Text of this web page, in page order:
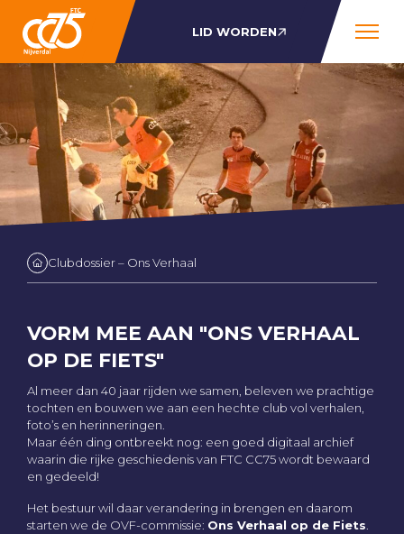
LID WORDEN
Clubdossier – Ons Verhaal
VORM MEE AAN "ONS VERHAAL
OP DE FIETS"
Al meer dan 40 jaar rijden we samen, beleven we prachtige
tochten en bouwen we aan een hechte club vol verhalen,
foto’s en herinneringen.
Maar één ding ontbreekt nog: een goed digitaal archief
waarin die rijke geschiedenis van FTC CC75 wordt bewaard
en gedeeld!
Het bestuur wil daar verandering in brengen en daarom
starten we de OVF-commissie: Ons Verhaal op de Fiets